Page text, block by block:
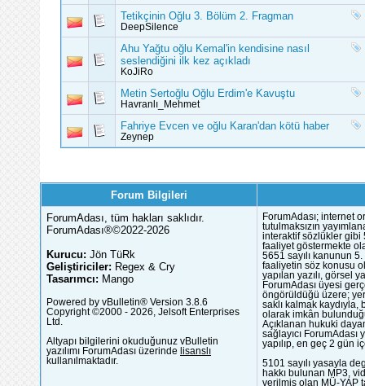
Tetikçinin Oğlu 3. Bölüm 2. Fragman
DeepSilence
Ahu Yağtu oğlu Kemal'in kendisine nasıl
seslendiğini ilk kez açıkladı
KoJiRo
Metin Sertoğlu Oğlu Erdim'e Kavuştu
Havranlı_Mehmet
Fahriye Evcen ve oğlu Karan'dan kötü haber
Zeynep
Forum Bilgileri
ForumAdası, tüm hakları saklıdır.
ForumAdası®©2022-2026
Kurucu: Jön TüRk
Geliştiriciler: Regex & Cry
Tasarımcı: Mango
Powered by vBulletin® Version 3.8.6
Copyright ©2000 - 2026, Jelsoft Enterprises
Ltd.
Altyapı bilgilerini okuduğunuz vBulletin
yazılımı ForumAdası üzerinde lisanslı
kullanılmaktadır.
ForumAdası; internet
tutulmaksızın
interaktif sözlükler gibi
faaliyet göstermekte
5651 sayılı kanunun
faaliyetin söz konusu
yapılan yazılı, görsel
ForumAdası üyesi
öngörüldüğü üzere;
saklı kalmak
olarak imkân
Açıklanan hukuki
sağlayıcı
yapılıp, en geç 2 gün
5101 sayılı yasayla
hakkı bulunan MP3,
verilmiş olan MÜ-YAP